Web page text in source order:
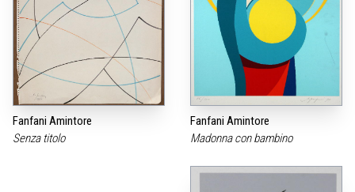
Fanfani Amintore
Senza titolo
Fanfani Amintore
Madonna con bambino